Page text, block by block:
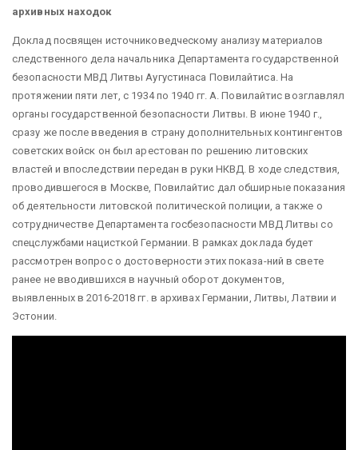
архивных находок
Доклад посвящен источниковедческому анализу материалов
следственного дела начальника Департамента государственной
безопасности МВД Литвы Аугустинаса Повилайтиса. На
протяжении пяти лет, с 1934 по 1940 гг. А. Повилайтис возглавлял
органы государственной безопасности Литвы. В июне 1940 г.,
сразу же после введения в страну дополнительных контингентов
советских войск он был арестован по решению литовских
властей и впоследствии передан в руки НКВД. В ходе следствия,
проводившегося в Москве, Повилайтис дал обширные показания
об деятельности литовской политической полиции, а также о
сотрудничестве Департамента госбезопасности МВД Литвы со
спецслужбами нацисткой Германии. В рамках доклада будет
рассмотрен вопрос о достоверности этих показа-ний в свете
ранее не вводившихся в научный оборот документов,
выявленных в 2016-2018 гг. в архивах Германии, Литвы, Латвии и
Эстонии.